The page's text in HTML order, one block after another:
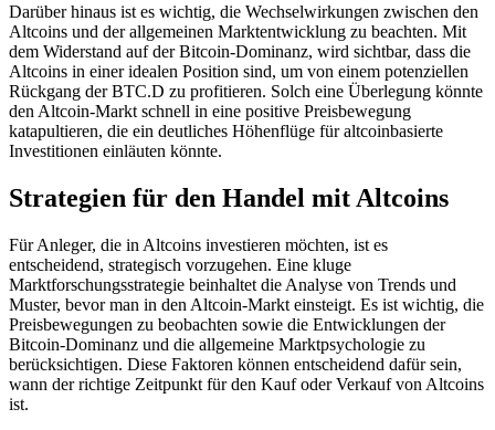
Darüber hinaus ist es wichtig, die Wechselwirkungen zwischen den
Altcoins und der allgemeinen Marktentwicklung zu beachten. Mit
dem Widerstand auf der Bitcoin-Dominanz, wird sichtbar, dass die
Altcoins in einer idealen Position sind, um von einem potenziellen
Rückgang der BTC.D zu profitieren. Solch eine Überlegung könnte
den Altcoin-Markt schnell in eine positive Preisbewegung
katapultieren, die ein deutliches Höhenflüge für altcoinbasierte
Investitionen einläuten könnte.
Strategien für den Handel mit Altcoins
Für Anleger, die in Altcoins investieren möchten, ist es
entscheidend, strategisch vorzugehen. Eine kluge
Marktforschungsstrategie beinhaltet die Analyse von Trends und
Muster, bevor man in den Altcoin-Markt einsteigt. Es ist wichtig, die
Preisbewegungen zu beobachten sowie die Entwicklungen der
Bitcoin-Dominanz und die allgemeine Marktpsychologie zu
berücksichtigen. Diese Faktoren können entscheidend dafür sein,
wann der richtige Zeitpunkt für den Kauf oder Verkauf von Altcoins
ist.